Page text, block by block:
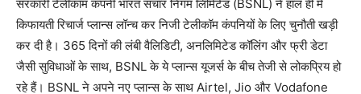
सरकारी टेलीकॉम कंपनी भारत संचार निगम लिमिटेड (BSNL) ने हाल ही में
किफायती रिचार्ज प्लान्स लॉन्च कर निजी टेलीकॉम कंपनियों के लिए चुनौती खड़ी
कर दी है। 365 दिनों की लंबी वैलिडिटी, अनलिमिटेड कॉलिंग और फ्री डेटा
जैसी सुविधाओं के साथ, BSNL के ये प्लान्स यूजर्स के बीच तेजी से लोकप्रिय हो
रहे हैं। BSNL ने अपने नए प्लान्स के साथ Airtel, Jio और Vodafone